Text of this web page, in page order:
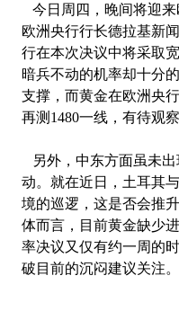
今日周四，晚间将迎
欧洲央行行长德拉基新
行在本次决议中将采取
暗兵不动的机率却十分
支撑，而黄金在欧洲央
再测1480一线，有待观察
另外，中东方面虽未
动。就在近日，土耳其
境的巡逻，这是否会推
体而言，目前黄金缺少
率决议又仅有约一周的
破目前的沉闷建议关注。